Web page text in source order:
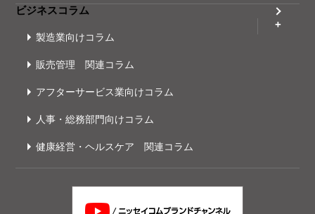
ビジネスコラム
製造業向けコラム
販売管理 関連コラム
アフターサービス業向けコラム
人事・総務部門向けコラム
健康経営・ヘルスケア 関連コラム